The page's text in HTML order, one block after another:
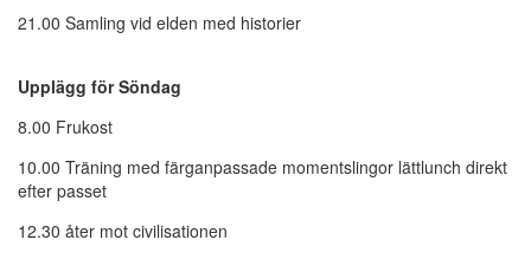
21.00 Samling vid elden med historier
Upplägg för Söndag
8.00 Frukost
10.00 Träning med färganpassade momentslingor lättlunch direkt
efter passet
12.30 åter mot civilisationen